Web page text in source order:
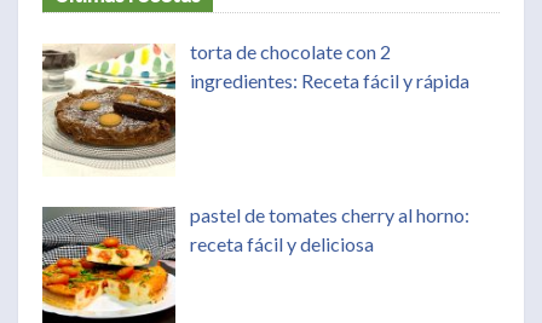
torta de chocolate con 2
ingredientes: Receta fácil y rápida
pastel de tomates cherry al horno:
receta fácil y deliciosa